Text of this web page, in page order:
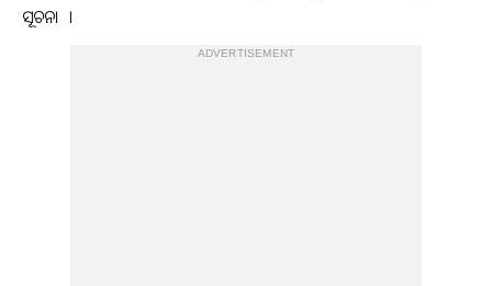
ସୂଚନା ।
ADVERTISEMENT